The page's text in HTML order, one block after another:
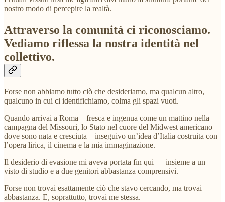
nostro modo di percepire la realtà.
Attraverso la comunità ci riconosciamo.
Vediamo riflessa la nostra identità nel
collettivo.
Forse non abbiamo tutto ciò che desideriamo, ma qualcun altro,
qualcuno in cui ci identifichiamo, colma gli spazi vuoti.
Quando arrivai a Roma—fresca e ingenua come un mattino nella
campagna del Missouri, lo Stato nel cuore del Midwest americano
dove sono nata e cresciuta—inseguivo un’idea d’Italia costruita con
l’opera lirica, il cinema e la mia immaginazione.
Il desiderio di evasione mi aveva portata fin qui — insieme a un
visto di studio e a due genitori abbastanza comprensivi.
Forse non trovai esattamente ciò che stavo cercando, ma trovai
abbastanza. E, soprattutto, trovai me stessa.